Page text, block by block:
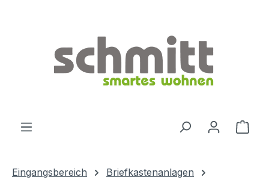
Eingangsbereich
Briefkastenanlagen